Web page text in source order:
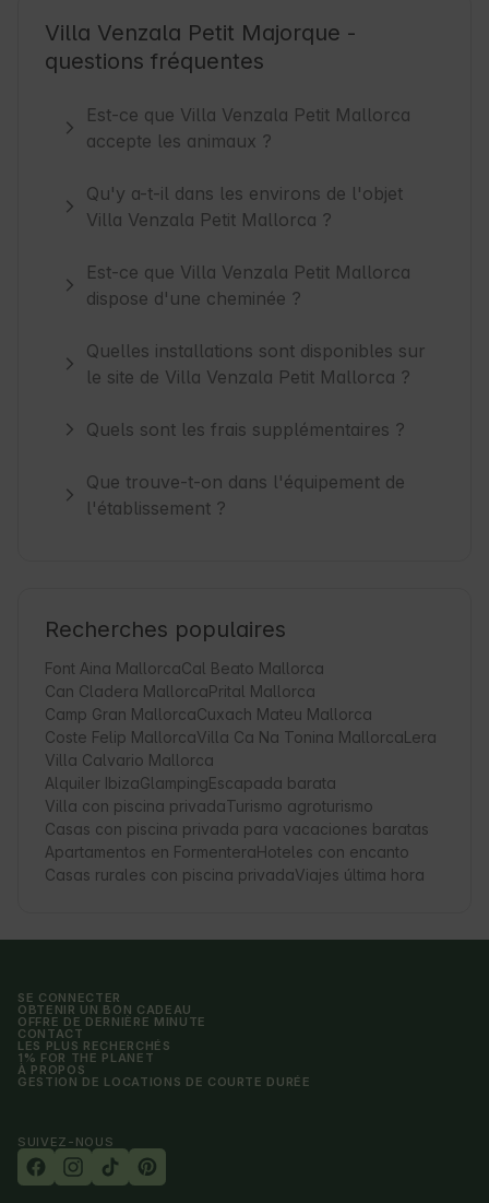
Villa Venzala Petit Majorque -
questions fréquentes
Est-ce que Villa Venzala Petit Mallorca
accepte les animaux ?
Qu'y a-t-il dans les environs de l'objet
Villa Venzala Petit Mallorca ?
Est-ce que Villa Venzala Petit Mallorca
dispose d'une cheminée ?
Quelles installations sont disponibles sur
le site de Villa Venzala Petit Mallorca ?
Quels sont les frais supplémentaires ?
Que trouve-t-on dans l'équipement de
l'établissement ?
Recherches populaires
Font Aina MallorcaCal Beato Mallorca
Can Cladera MallorcaPrital Mallorca
Camp Gran MallorcaCuxach Mateu Mallorca
Coste Felip MallorcaVilla Ca Na Tonina MallorcaLera
Villa Calvario Mallorca
Alquiler IbizaGlampingEscapada barata
Villa con piscina privadaTurismo agroturismo
Casas con piscina privada para vacaciones baratas
Apartamentos en FormenteraHoteles con encanto
Casas rurales con piscina privadaViajes última hora
SE CONNECTER
OBTENIR UN BON CADEAU
OFFRE DE DERNIÈRE MINUTE
CONTACT
LES PLUS RECHERCHÉS
1% FOR THE PLANET
À PROPOS
GESTION DE LOCATIONS DE COURTE DURÉE
SUIVEZ-NOUS